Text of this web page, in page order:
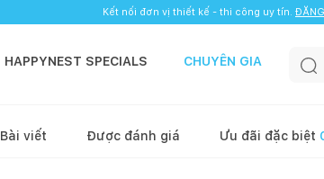
Kết nối đơn vị thiết kế - thi công uy tín.
HAPPYNEST SPECIALS CHUYÊN GIA
Bài viết Được đánh giá Ưu đãi đặc biệt